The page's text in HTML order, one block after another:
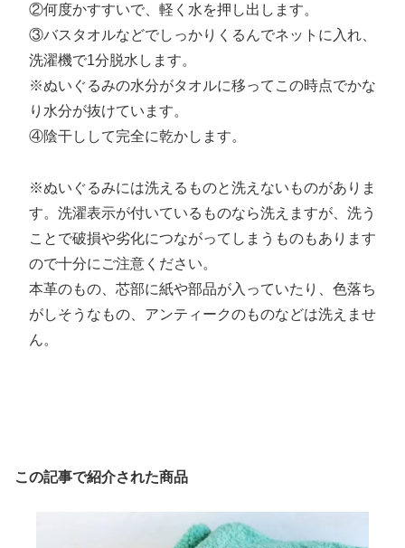
②何度かすすいで、軽く水を押し出します。
③バスタオルなどでしっかりくるんでネットに入れ、
洗濯機で1分脱水します。
※ぬいぐるみの水分がタオルに移ってこの時点でかな
り水分が抜けています。
④陰干しして完全に乾かします。
※ぬいぐるみには洗えるものと洗えないものがありま
す。洗濯表示が付いているものなら洗えますが、洗う
ことで破損や劣化につながってしまうものもあります
ので十分にご注意ください。
本革のもの、芯部に紙や部品が入っていたり、色落ち
がしそうなもの、アンティークのものなどは洗えませ
ん。
この記事で紹介された商品